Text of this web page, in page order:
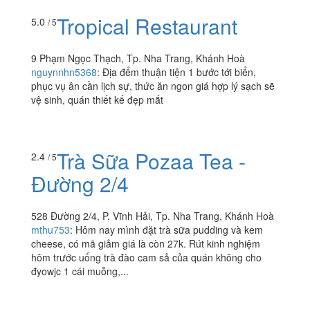
5.0 / 5Tropical Restaurant
9 Phạm Ngọc Thạch, Tp. Nha Trang, Khánh Hoà
nguynnhn5368: Địa đểm thuận tiện 1 bước tới biển,
phục vụ ân cần lịch sự, thức ăn ngon giá hợp lý sạch sẽ
vệ sinh, quán thiết kế đẹp mắt
2.4 / 5Trà Sữa Pozaa Tea -
Đường 2/4
528 Đường 2/4, P. Vĩnh Hải, Tp. Nha Trang, Khánh Hoà
mthu753: Hôm nay mình đặt trà sữa pudding và kem
cheese, có mã giảm giá là còn 27k. Rút kinh nghiệm
hôm trước uống trà đào cam sả của quán không cho
đyowjc 1 cái muỗng,...